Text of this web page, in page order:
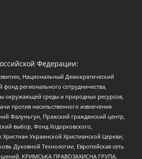
Федерации:
Национальный Демократический
регионального сотрудничества,
окружающей среды и природных ресурсов,
против насильственного извлечения
Фалуньгун, Пражский гражданский центр,
выбор, Фонд Ходорковского,
Украинской Христианской Церкви,
Духовной Технологии, Европейская сеть
КРИМСЬКА ПРАВОЗАХИСНА ГРУПА,